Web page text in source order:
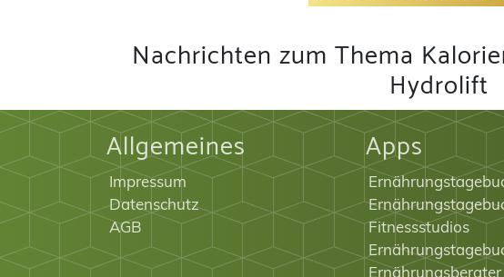
Nachrichten zum Thema
Hydrolift
Allgemeines
Impressum
Datenschutz
AGB
Apps
Fitnessstudios